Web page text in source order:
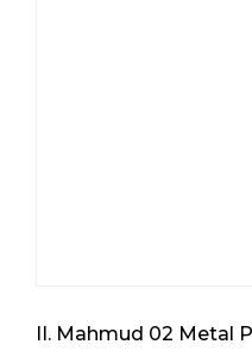
II. Mahmud 02 Metal